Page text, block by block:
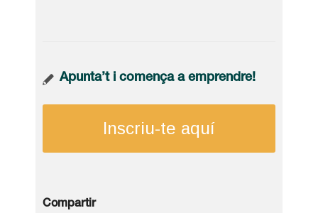
Apunta’t i comença a emprendre!
Inscriu-te aquí
Compartir